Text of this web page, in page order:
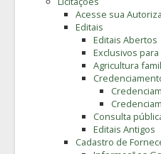
Acesse sua
Editais
Editais Abertos
Exclusivos para
Agricultura
Consulta
Editais Antigos
Cadastro de